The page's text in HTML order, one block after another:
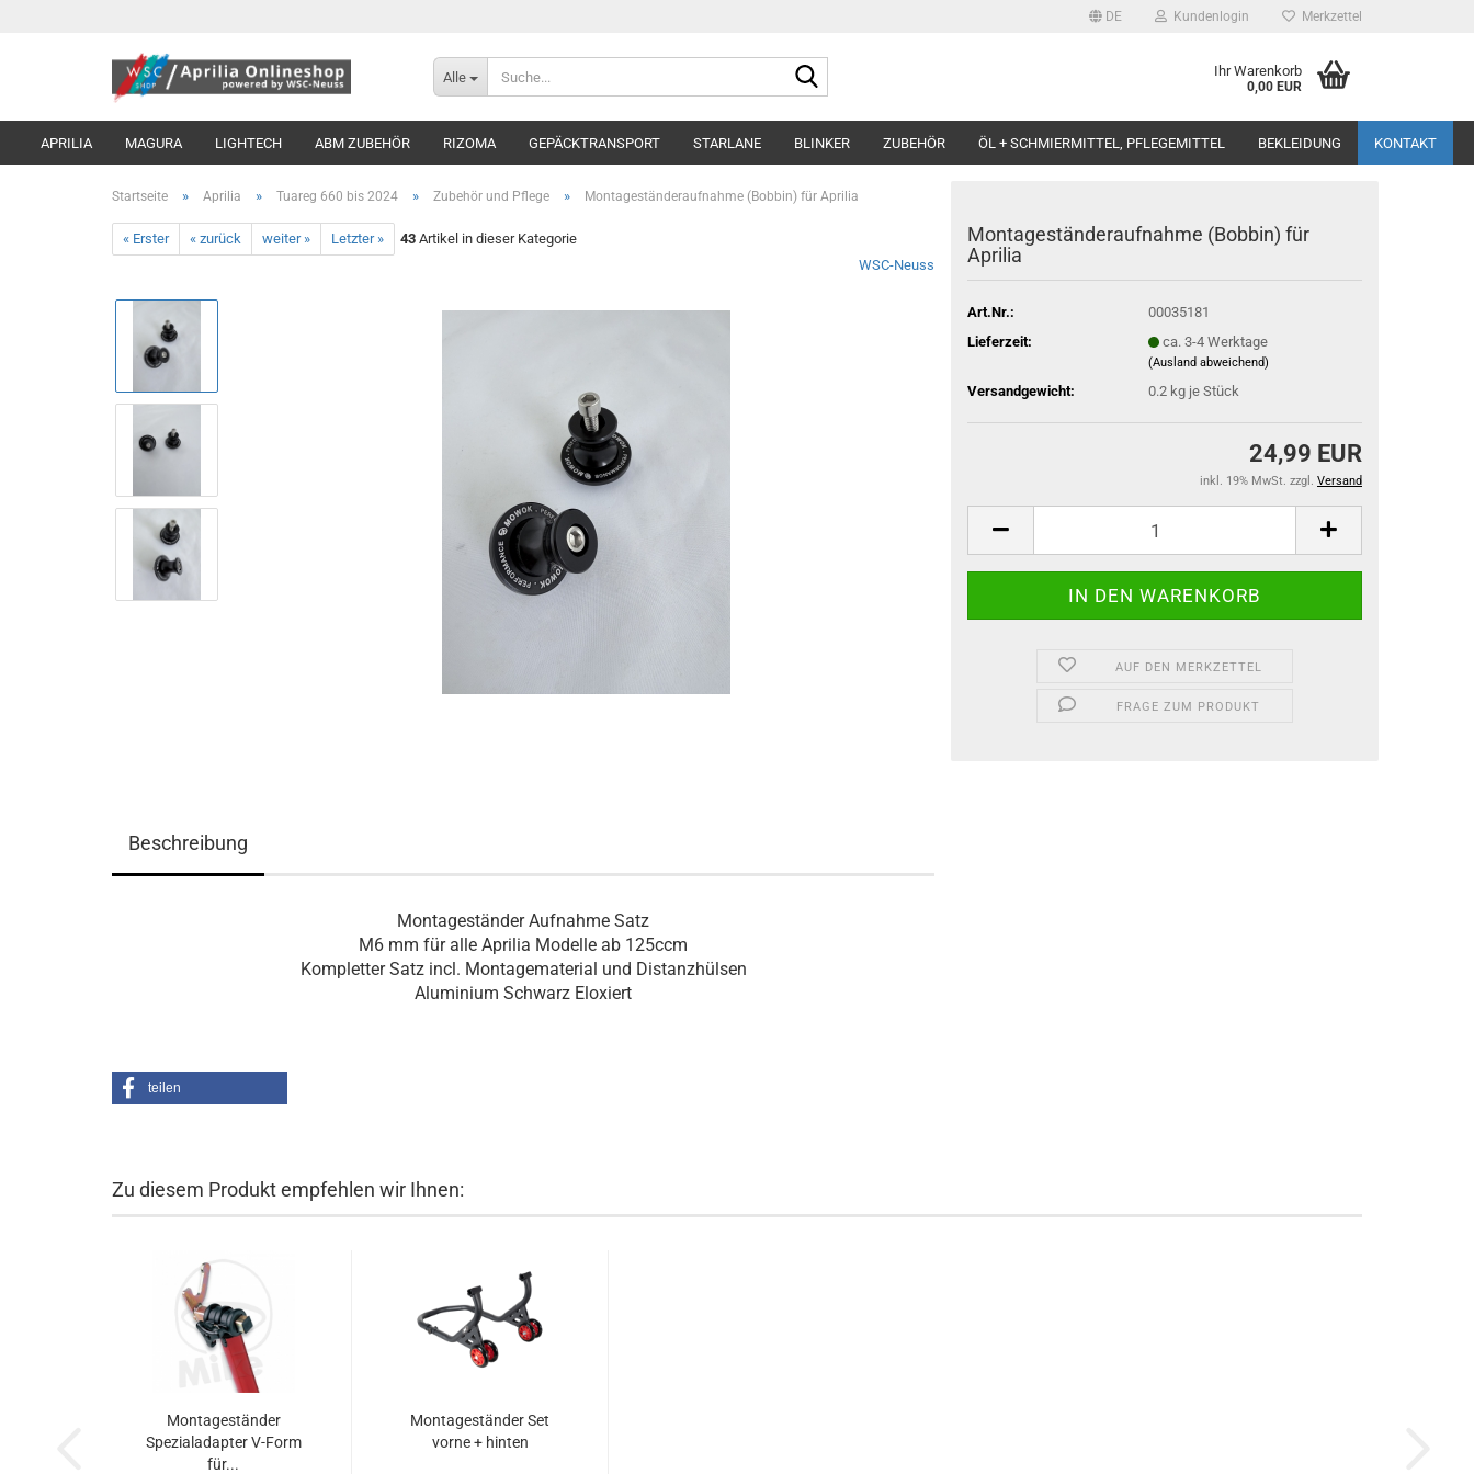
DE Kundenlogin Merkzettel
Alle Ihr Warenkorb
0,00 EUR
APRILIA MAGURA LIGHTECH ABM ZUBEHÖR RIZOMA GEPÄCKTRANSPORT STARLANE BLINKER ZUBEHÖR ÖL + SCHMIERMITTEL, PFLEGEMITTEL BEKLEIDUNG KONTAKT
Startseite » Aprilia » Tuareg 660 bis 2024 » Zubehör und Pflege » Montageständeraufnahme (Bobbin) für Aprilia
« Erster « zurück weiter » Letzter » 43 Artikel in dieser Kategorie
WSC-Neuss
Montageständeraufnahme (Bobbin) für
Aprilia
Art.Nr.:
00035181
Lieferzeit:
ca. 3-4 Werktage
(Ausland abweichend)
Versandgewicht: 0.2 kg je Stück
24,99 EUR
inkl. 19% MwSt. zzgl. Versand
AUF DEN MERKZETTEL
FRAGE ZUM PRODUKT
Beschreibung
Montageständer Aufnahme Satz
M6 mm für alle Aprilia Modelle ab 125ccm
Kompletter Satz incl. Montagematerial und Distanzhülsen
Aluminium Schwarz Eloxiert
teilen
Zu diesem Produkt empfehlen wir Ihnen:
Montageständer
Spezialadapter V-Form
für...
Montageständer Set
vorne + hinten